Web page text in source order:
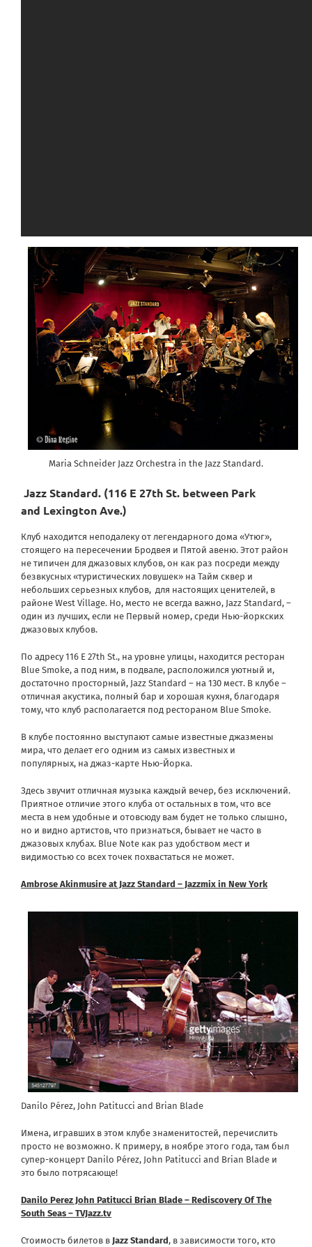
Maria Schneider Jazz Orchestra in the Jazz Standard.
Jazz Standard. (116 E 27th St. between Park
and Lexington Ave.)
Клуб находится неподалеку от легендарного дома «Утюг»,
стоящего на пересечении Бродвея и Пятой авеню. Этот район
не типичен для джазовых клубов, он как раз посреди между
безвкусных «туристических ловушек» на Тайм сквер и
небольших серьезных клубов, для настоящих ценителей, в
районе West Village. Но, место не всегда важно, Jazz Standard, –
один из лучших, если не Первый номер, среди Нью-йоркских
джазовых клубов.
По адресу 116 E 27th St., на уровне улицы, находится ресторан
Blue Smoke, а под ним, в подвале, расположился уютный и,
достаточно просторный, Jazz Standard – на 130 мест. В клубе –
отличная акустика, полный бар и хорошая кухня, благодаря
тому, что клуб располагается под рестораном Blue Smoke.
В клубе постоянно выступают самые известные джазмены
мира, что делает его одним из самых известных и
популярных, на джаз-карте Нью-Йорка.
Здесь звучит отличная музыка каждый вечер, без исключений.
Приятное отличие этого клуба от остальных в том, что все
места в нем удобные и отовсюду вам будет не только слышно,
но и видно артистов, что признаться, бывает не часто в
джазовых клубах. Blue Note как раз удобством мест и
видимостью со всех точек похвастаться не может.
Ambrose Akinmusire at Jazz Standard – Jazzmix in New York
Danilo Pérez, John Patitucci and Brian Blade
Имена, игравших в этом клубе знаменитостей, перечислить
просто не возможно. К примеру, в ноябре этого года, там был
супер-концерт Danilo Pérez, John Patitucci and Brian Blade и
это было потрясающе!
Danilo Perez John Patitucci Brian Blade – Rediscovery Of The
South Seas – TVJazz.tv
Стоимость билетов в Jazz Standard, в зависимости того, кто